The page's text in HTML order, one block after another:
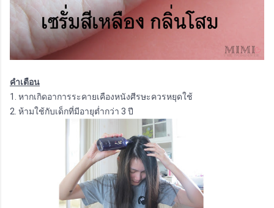
คำเตือน
1. หากเกิดอาการระคายเคืองหนังศีรษะควรหยุดใช้
2. ห้ามใช้กับเด็กที่มีอายุต่ำกว่า 3 ปี